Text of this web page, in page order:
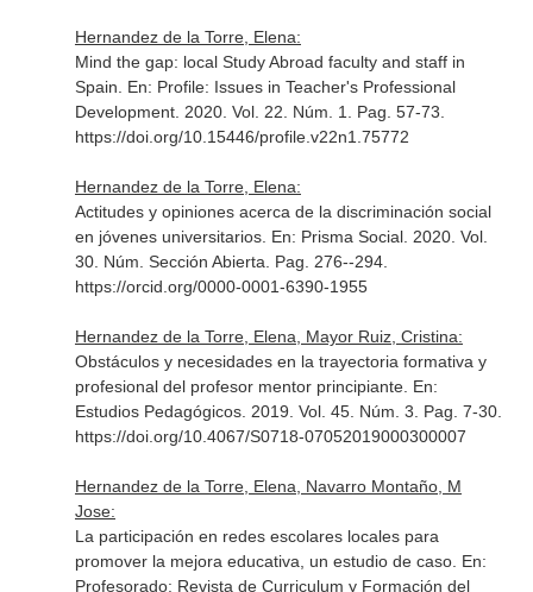
Hernandez de la Torre, Elena:
Mind the gap: local Study Abroad faculty and staff in
Spain. En: Profile: Issues in Teacher's Professional
Development. 2020. Vol. 22. Núm. 1. Pag. 57-73.
https://doi.org/10.15446/profile.v22n1.75772
Hernandez de la Torre, Elena:
Actitudes y opiniones acerca de la discriminación social
en jóvenes universitarios. En: Prisma Social. 2020. Vol.
30. Núm. Sección Abierta. Pag. 276--294.
https://orcid.org/0000-0001-6390-1955
Hernandez de la Torre, Elena, Mayor Ruiz, Cristina:
Obstáculos y necesidades en la trayectoria formativa y
profesional del profesor mentor principiante. En:
Estudios Pedagógicos. 2019. Vol. 45. Núm. 3. Pag. 7-30.
https://doi.org/10.4067/S0718-07052019000300007
Hernandez de la Torre, Elena, Navarro Montaño, M
Jose:
La participación en redes escolares locales para
promover la mejora educativa, un estudio de caso. En:
Profesorado: Revista de Curriculum y Formación del